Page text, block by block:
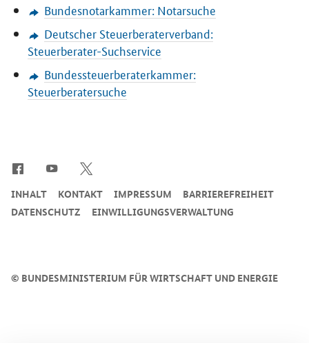
Bundesnotarkammer: Notarsuche
Deutscher Steuerberaterverband:
Steuerberater-Suchservice
Bundessteuerberaterkammer:
Steuerberatersuche
© BUNDESMINISTERIUM FÜR WIRTSCHAFT UND ENERGIE
INHALT KONTAKT IMPRESSUM
BARRIEREFREIHEIT
DATENSCHUTZ
EINWILLIGUNGSVERWALTUNG